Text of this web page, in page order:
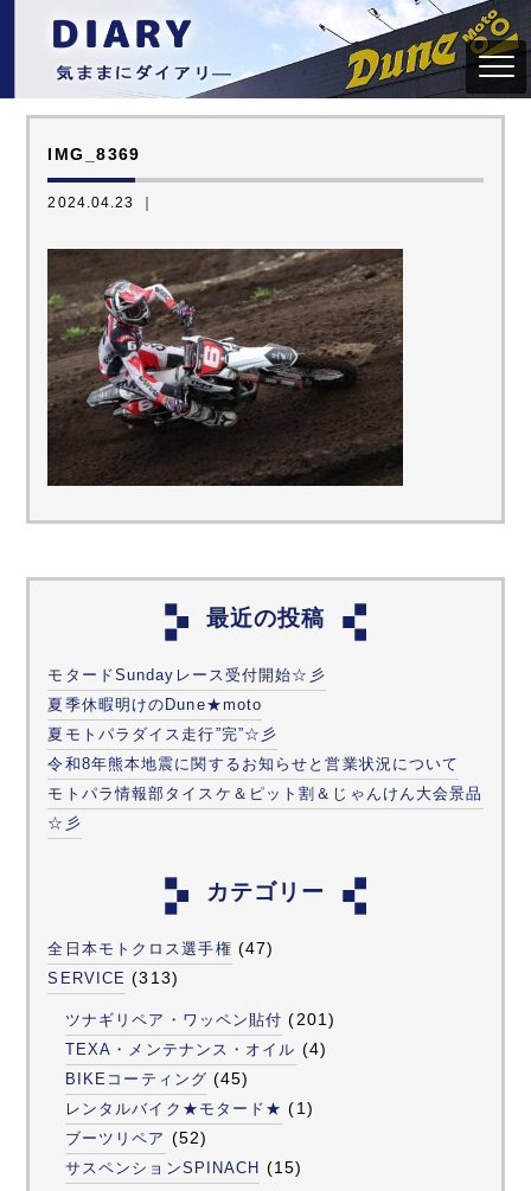
IMG_8369
2024.04.23 ｜
最近の投稿
モタードSundayレース受付開始☆彡
夏季休暇明けのDune★moto
夏モトパラダイス走行”完”☆彡
令和8年熊本地震に関するお知らせと営業状況について
モトパラ情報部タイスケ＆ピット割＆じゃんけん大会景品
☆彡
カテゴリー
全日本モトクロス選手権 (47)
SERVICE (313)
ツナギリペア・ワッペン貼付 (201)
TEXA・メンテナンス・オイル (4)
BIKEコーティング (45)
レンタルバイク★モタード★ (1)
ブーツリペア (52)
サスペンションSPINACH (15)